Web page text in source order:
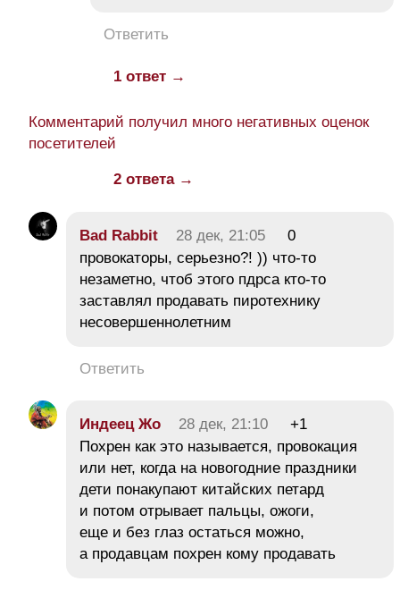
Ответить
1 ответ →
Комментарий получил много негативных оценок
посетителей
2 ответа →
Bad Rabbit 28 дек, 21:05
0
провокаторы, серьезно?! )) что-то
незаметно, чтоб этого пдрса кто-то
заставлял продавать пиротехнику
несовершеннолетним
Ответить
Индеец Жо 28 дек, 21:10
+1
Похрен как это называется, провокация
или нет, когда на новогодние праздники
дети понакупают китайских петард
и потом отрывает пальцы, ожоги,
еще и без глаз остаться можно,
а продавцам похрен кому продавать